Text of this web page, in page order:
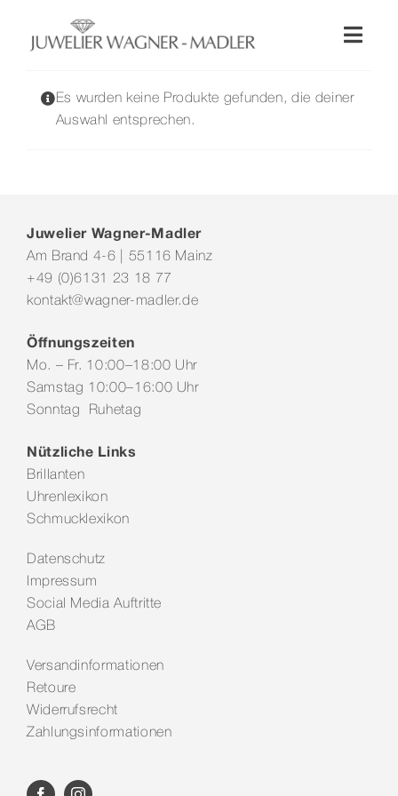
springen
Wellendorff
Service & Leistungen
Es wurden keine Produkte gefunden, die deiner
Auswahl entsprechen.
Juwelier Wagner-Madler
Am Brand 4-6 | 55116 Mainz
+49 (0)6131 23 18 77
kontakt@wagner-madler.de
Öffnungszeiten
Mo. – Fr. 10:00–18:00 Uhr
Samstag 10:00–16:00 Uhr
Sonntag Ruhetag
Nützliche Links
Brillanten
Uhrenlexikon
Schmucklexikon
Datenschutz
Impressum
Social Media Auftritte
AGB
Versandinformationen
Retoure
Widerrufsrecht
Zahlungsinformationen